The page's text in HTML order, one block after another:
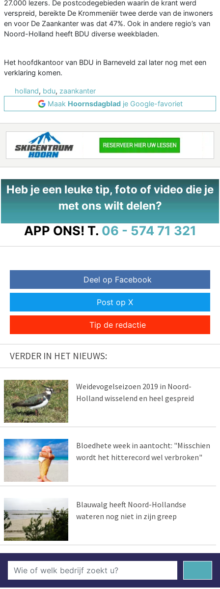
27.000 lezers. De postcodegebieden waarin de krant werd
verspreid, bereikte De Krommeniër twee derde van de inwoners
en voor De Zaankanter was dat 47%. Ook in andere regio’s van
Noord-Holland heeft BDU diverse weekbladen.
Het hoofdkantoor van BDU in Barneveld zal later nog met een
verklaring komen.
holland, bdu, zaankanter
Maak Hoornsdagbladje Google-favoriet
Heb je een leuke tip, foto of video die je
met ons wilt delen?
APP ONS! T. 06 - 574 71 321
Deel op Facebook
Post op X
Tip de redactie
VERDER IN HET NIEUWS:
Weidevogelseizoen 2019 in Noord-
Holland wisselend en heel gespreid
Bloedhete week in aantocht: "Misschien
wordt het hitterecord wel verbroken"
Blauwalg heeft Noord-Hollandse
wateren nog niet in zijn greep